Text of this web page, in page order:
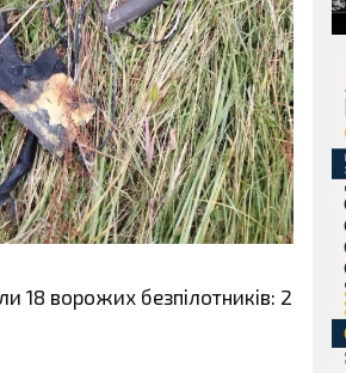
18 ворожих безпілотників: 2